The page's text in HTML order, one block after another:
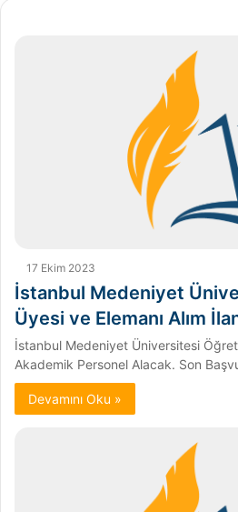
17 Ekim 2023
İstanbul Medeniyet
Üyesi ve Elemanı Alım
İstanbul Medeniyet Üniversitesi
Akademik Personel Alacak. Son
Devamını Oku »